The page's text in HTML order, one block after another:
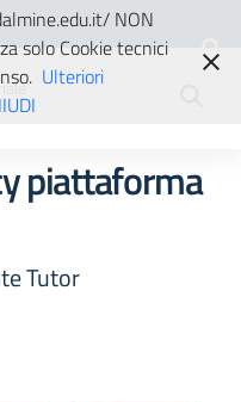
piattaforma
Tutor
NON
solo Cookie tecnici
Ulteriori